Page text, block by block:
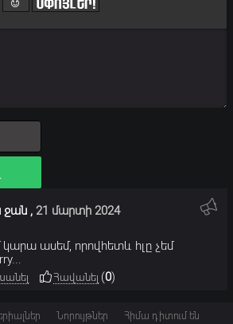
ջան , 21 մարտի 2024
Հավանել (0)
ասեմ, որովհետև հլը չեմ
Նորույթներ Հիմա դիտում են